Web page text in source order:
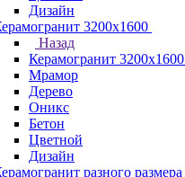
Дизайн
3200х1600
Назад
Керамогранит 3200х1600
Мрамор
Дерево
Оникс
Бетон
Цветной
Дизайн
разного размера